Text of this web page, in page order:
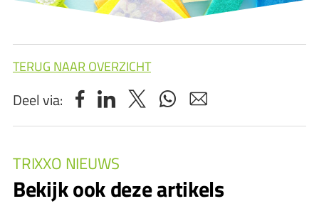
TERUG NAAR OVERZICHT
Deel via:
TRIXXO NIEUWS
Bekijk ook deze artikels